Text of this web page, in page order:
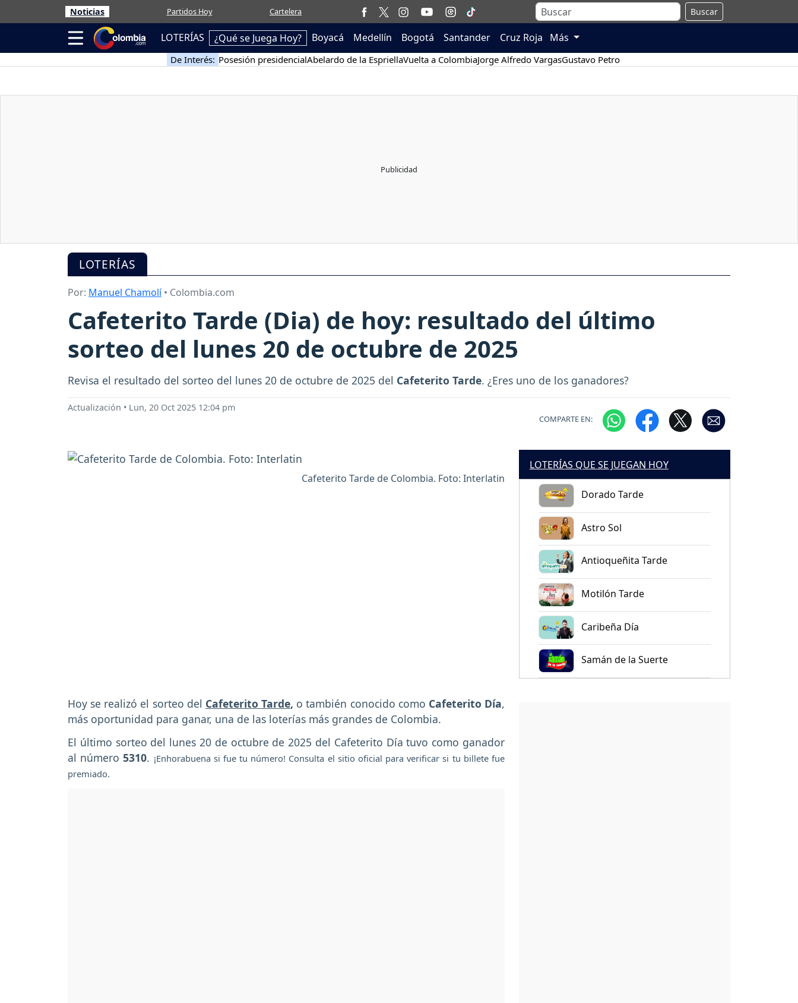
Noticias Partidos Hoy Cartelera Buscar
LOTERÍAS ¿Qué se Juega Hoy? Boyacá Medellín Bogotá Santander Cruz Roja Más
De Interés: Posesión presidencialAbelardo de la EspriellaVuelta a ColombiaJorge Alfredo VargasGustavo Petro
LOTERÍAS
Por: Manuel Chamolí• Colombia.com
Cafeterito Tarde (Dia) de hoy: resultado del último
sorteo del lunes 20 de octubre de 2025
Revisa el resultado del sorteo del lunes 20 de octubre de 2025 del Cafeterito Tarde. ¿Eres uno de los ganadores?
Actualización • Lun, 20 Oct 2025 12:04 pm
COMPARTE EN:
Cafeterito Tarde de Colombia. Foto: Interlatin
LOTERÍAS QUE SE JUEGAN HOY
Dorado Tarde
Astro Sol
Antioqueñita Tarde
Motilón Tarde
Caribeña Día
Samán de la Suerte
Hoy se realizó el sorteo del Cafeterito Tarde, o también conocido como Cafeterito Día,
más oportunidad para ganar, una de las loterías más grandes de Colombia.
El último sorteo del lunes 20 de octubre de 2025 del Cafeterito Día tuvo como ganador
al número5310. ¡Enhorabuena si fue tu número! Consulta el sitio oficial para verificar si tu billete fue
premiado.